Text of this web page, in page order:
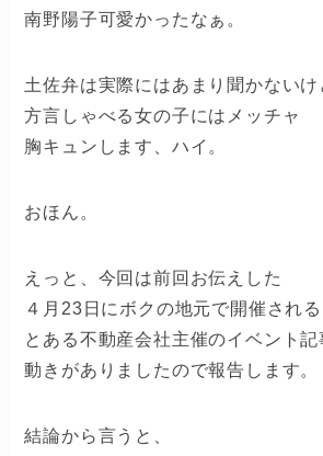
南野陽子可愛かったなぁ。
土佐弁は実際にはあまり聞かないけ
方言しゃべる女の子にはメッチャ
胸キュンします、ハイ。
おほん。
えっと、今回は前回お伝えした
４月23日にボクの地元で開催される
とある不動産会社主催のイベント記
動きがありましたので報告します。
結論から言うと、